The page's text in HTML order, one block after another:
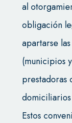
al
obligación
apartarse
(municipios
prestadoras
Estos